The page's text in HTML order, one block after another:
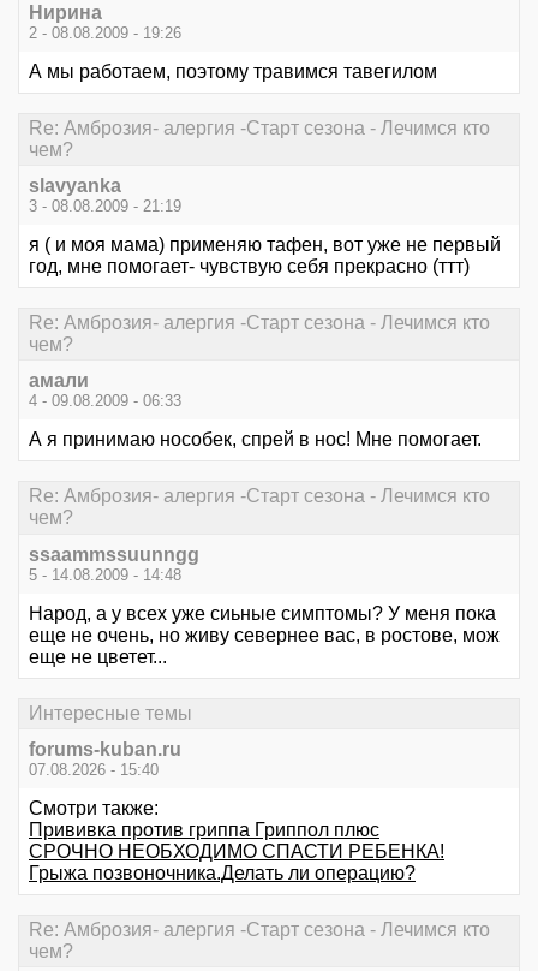
Нирина
2 - 08.08.2009 - 19:26
А мы работаем, поэтому травимся тавегилом
Re: Амброзия- алергия -Старт сезона - Лечимся кто
чем?
slavyanka
3 - 08.08.2009 - 21:19
я ( и моя мама) применяю тафен, вот уже не первый
год, мне помогает- чувствую себя прекрасно (ттт)
Re: Амброзия- алергия -Старт сезона - Лечимся кто
чем?
амали
4 - 09.08.2009 - 06:33
А я принимаю нособек, спрей в нос! Мне помогает.
Re: Амброзия- алергия -Старт сезона - Лечимся кто
чем?
ssaammssuunngg
5 - 14.08.2009 - 14:48
Народ, а у всех уже сиьные симптомы? У меня пока
еще не очень, но живу севернее вас, в ростове, мож
еще не цветет...
Интересные темы
forums-kuban.ru
07.08.2026 - 15:40
Смотри также:
Прививка против гриппа Гриппол плюс
СРОЧНО НЕОБХОДИМО СПАСТИ РЕБЕНКА!
Грыжа позвоночника.Делать ли операцию?
Re: Амброзия- алергия -Старт сезона - Лечимся кто
чем?